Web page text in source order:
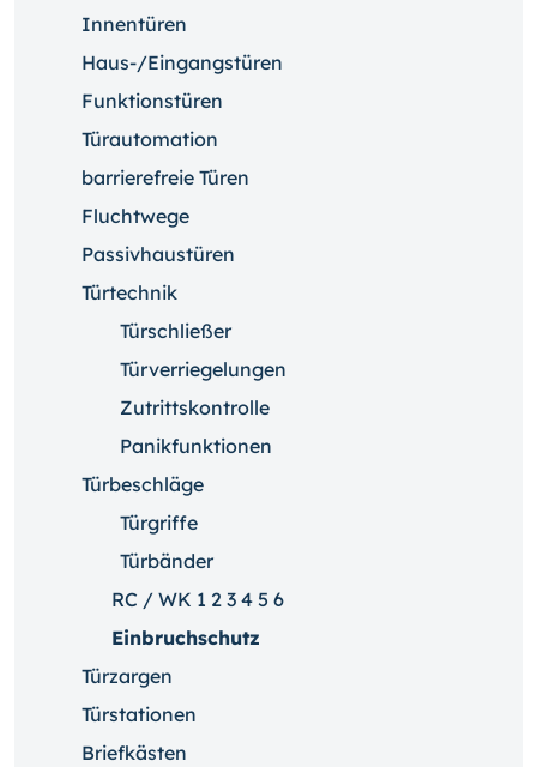
Innentüren
Haus-/Eingangstüren
Funktionstüren
Türautomation
barrierefreie Türen
Fluchtwege
Passivhaustüren
Türtechnik
Türschließer
Türverriegelungen
Zutrittskontrolle
Panikfunktionen
Türbeschläge
Türgriffe
Türbänder
RC / WK 1 2 3 4 5 6
Einbruchschutz
Türzargen
Türstationen
Briefkästen